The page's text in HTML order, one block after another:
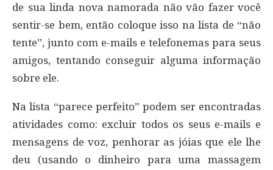
de sua linda nova namorada não vão fazer você
sentir-se bem, então coloque isso na lista de “não
tente”, junto com e-mails e telefonemas para seus
amigos, tentando conseguir alguma informação
sobre ele.
Na lista “parece perfeito” podem ser encontradas
atividades como: excluir todos os seus e-mails e
mensagens de voz, penhorar as jóias que ele lhe
deu (usando o dinheiro para uma massagem